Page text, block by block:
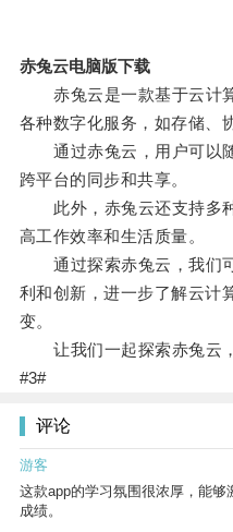
赤兔云电脑版下载
赤兔云是一款基于云计
各种数字化服务，如存储、
通过赤兔云，用户可以
跨平台的同步和共享。
此外，赤兔云还支持多种
高工作效率和生活质量。
通过探索赤兔云，我们可
利和创新，进一步了解云计
变。
让我们一起探索赤兔云，
#3#
评论
游客
这款app的学习氛围很浓厚，能
成绩。